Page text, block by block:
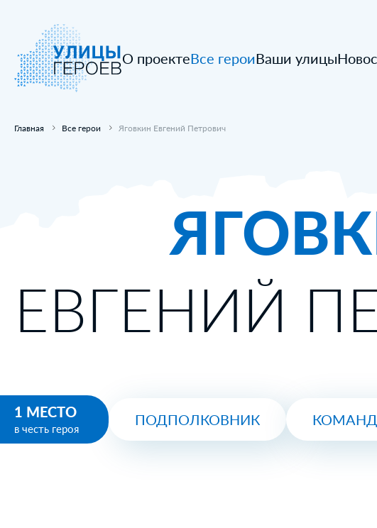
О проектеВсе героиВаши улицы
Главная Все герои Яговкин Евгений Петрович
ЕВГЕНИЙ
1 МЕСТО
в честь героя
ПОДПОЛКОВНИК